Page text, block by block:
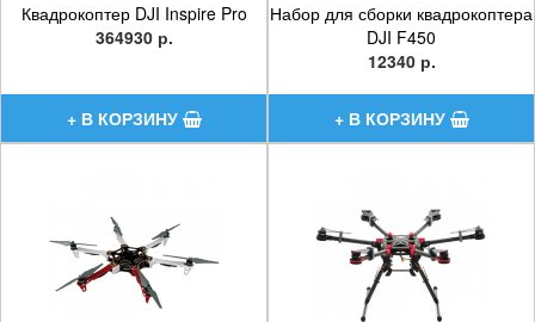
Квадрокоптер DJI Inspire Pro
364930 р.
Набор для сборки квадрокоптера
DJI F450
12340 р.